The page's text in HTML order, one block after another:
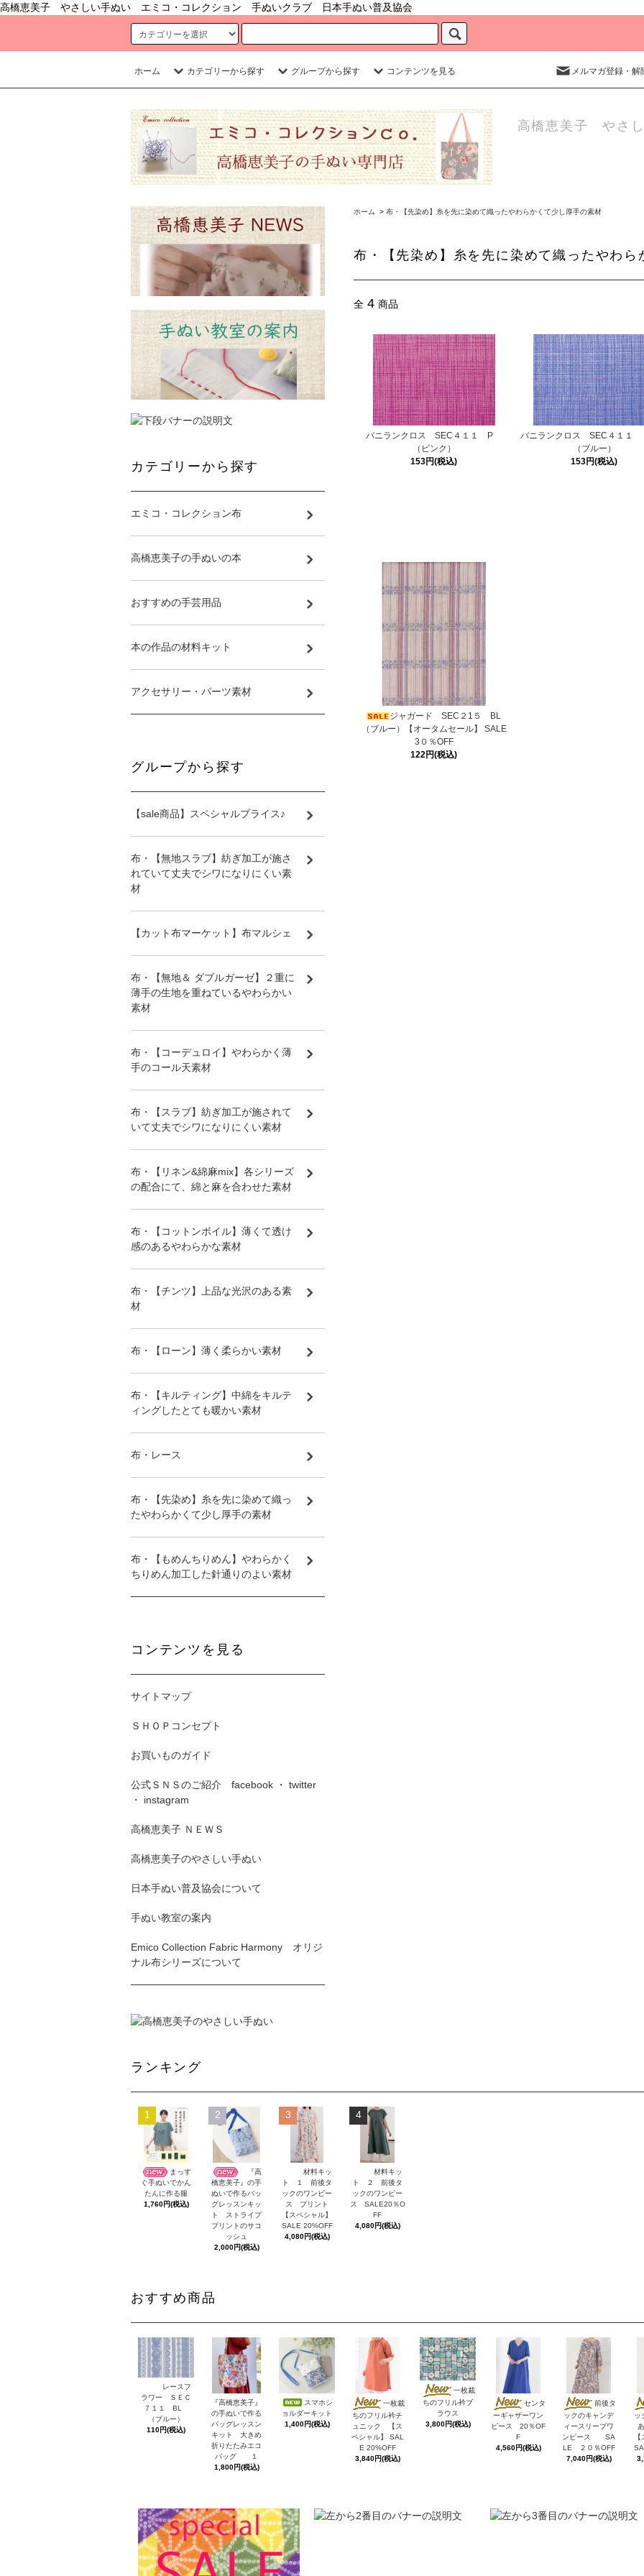
高橋恵美子 やさしい手ぬい エミコ・コレクション 手ぬいクラブ 日本手ぬい普及協会
ホーム カテゴリーから探す グループから探す コンテンツを見る メルマガ登録・解
高橋恵美子 やさ
ホーム > 布・【先染め】糸を先に染めて織ったやわらかくて少し厚手の素材
布・【先染め】糸を先に染めて織ったやわら
全 4 商品
バニランクロス SEC４１１ P
（ピンク）
153円(税込)
バニランクロス SEC４１１
（ブルー）
153円(税込)
ジャガード SEC２1５ BL
（ブルー）【オータムセール】 SALE
3０％OFF
122円(税込)
カテゴリーから探す
エミコ・コレクション布
高橋恵美子の手ぬいの本
おすすめの手芸用品
本の作品の材料キット
アクセサリー・パーツ素材
グループから探す
【sale商品】スペシャルプライス♪
布・【無地スラブ】紡ぎ加工が施さ
れていて丈夫でシワになりにくい素
材
【カット布マーケット】布マルシェ
布・【無地＆ ダブルガーゼ】２重に
薄手の生地を重ねているやわらかい
素材
布・【コーデュロイ】やわらかく薄
手のコール天素材
布・【スラブ】紡ぎ加工が施されて
いて丈夫でシワになりにくい素材
布・【リネン&綿麻mix】各シリーズ
の配合にて、綿と麻を合わせた素材
布・【コットンボイル】薄くて透け
感のあるやわらかな素材
布・【チンツ】上品な光沢のある素
材
布・【ローン】薄く柔らかい素材
布・【キルティング】中綿をキルテ
ィングしたとても暖かい素材
布・レース
布・【先染め】糸を先に染めて織っ
たやわらかくて少し厚手の素材
布・【もめんちりめん】やわらかく
ちりめん加工した針通りのよい素材
コンテンツを見る
サイトマップ
ＳＨＯＰコンセプト
お買いものガイド
公式ＳＮＳのご紹介 facebook ・ twitter
・ instagram
高橋恵美子 ＮＥＷＳ
高橋恵美子のやさしい手ぬい
日本手ぬい普及協会について
手ぬい教室の案内
Emico Collection Fabric Harmony オリジ
ナル布シリーズについて
ランキング
1
まっす
ぐ手ぬいでかん
たんに作る服
1,760円(税込)
2
『高
橋恵美子』の手
ぬいで作るバッ
グレッスンキッ
ト ストライプ
プリントのサコ
ッシュ
2,000円(税込)
3
材料キッ
ト １ 前後タ
ックのワンピー
ス プリント
【スペシャル】
SALE 20%OFF
4,080円(税込)
4
材料キッ
ト ２ 前後タ
ックのワンピー
ス SALE20％O
FF
4,080円(税込)
おすすめ商品
レースフ
ラワー ＳＥＣ
７１１ BL
（ブルー）
110円(税込)
『高橋恵美子』
の手ぬいで作る
バッグレッスン
キット 大きめ
折りたたみエコ
バッグ １
1,800円(税込)
スマホシ
ョルダーキット
1,400円(税込)
一枚裁
ちのフリル衿チ
ュニック 【ス
ペシャル】 SAL
E 20%OFF
3,840円(税込)
一枚裁
ちのフリル衿ブ
ラウス
3,800円(税込)
センタ
ーギャザーワン
ピース 20％OF
F
4,560円(税込)
前後タ
ックのキャンデ
ィースリーブワ
ンピース SA
LE ２０％OFF
7,040円(税込)
ッ